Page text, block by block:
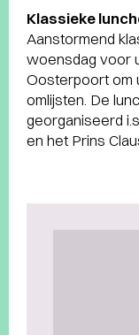
Klassieke
Aanstormend
woensdag voor
Oosterpoort om
omlijsten. De
georganiseerd
en het Prins